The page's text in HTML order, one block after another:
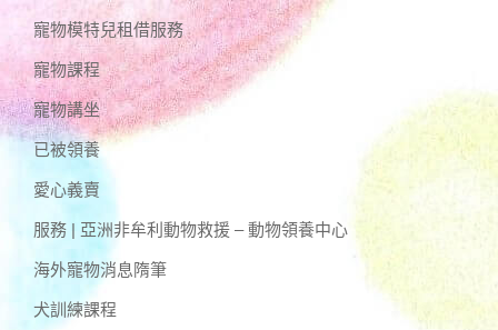
寵物模特兒租借服務
寵物課程
寵物講坐
已被領養
愛心義賣
服務 | 亞洲非牟利動物救援 – 動物領養中心
海外寵物消息隋筆
犬訓練課程